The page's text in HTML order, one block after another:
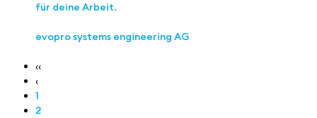
für deine Arbeit.
evopro systems engineering AG
‹‹
‹
1
2